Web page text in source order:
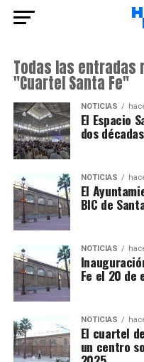
Todas las entradas
"Cuartel Santa Fe"
NOTICIAS
El Espacio
dos
NOTICIAS
El
BIC de
NOTICIAS
Fe el 20 de
NOTICIAS
El cuartel
un centro